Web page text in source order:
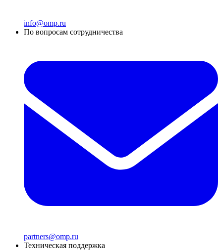
info@omp.ru
По вопросам сотрудничества
partners@omp.ru
Техническая поддержка